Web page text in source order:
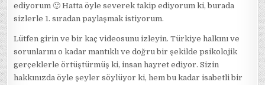
ediyorum 🙂 Hatta öyle severek takip ediyorum ki, burada
sizlerle 1. sıradan paylaşmak istiyorum.
Lütfen girin ve bir kaç videosunu izleyin. Türkiye halkını ve
sorunlarını o kadar mantıklı ve doğru bir şekilde psikolojik
gerçeklerle örtüştürmüş ki, insan hayret ediyor. Sizin
hakkınızda öyle şeyler söylüyor ki, hem bu kadar isabetli bir